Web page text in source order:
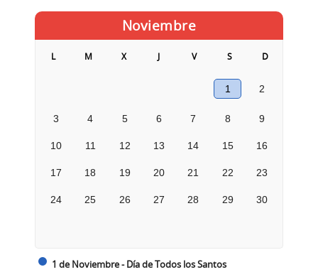
Noviembre
L M X J V S D
1 2
3 4 5 6 7 8 9
10 11 12 13 14 15 16
17 18 19 20 21 22 23
24 25 26 27 28 29 30
1 de Noviembre - Día de Todos los Santos